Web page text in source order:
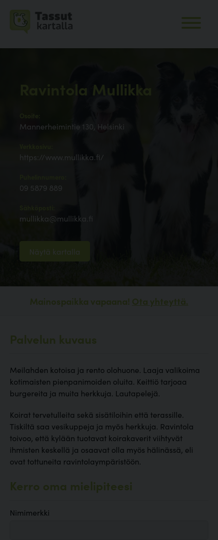
Ravintola Mullikka
Mannerheimintie 130, Helsinki
https://www.mullikka.fi/
09 5879 889
mullikka@mullikka.fi
Näytä kartalla
Mainospaikka vapaana! Ota yhteyttä.
Palvelun kuvaus
Meilahden kotoisa ja rento olohuone. Laaja valikoima
kotimaisten pienpanimoiden oluita. Keittiö tarjoaa
burgereita ja muita herkkuja. Lautapelejä.
Koirat tervetulleita sekä sisätiloihin että terassille.
Tiskiltä saa vesikuppeja ja myös herkkuja. Ravintola
toivoo, että kylään tuotavat koirakaverit viihtyvät
ihmisten keskellä ja osaavat olla myös hälinässä, eli
ovat tottuneita ravintolaympäristöön.
Kerro oma mielipiteesi
Nimimerkki